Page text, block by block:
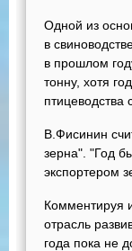
Одной из
в
в прошлом
тонну, хотя
птицеводства
В.Фисинин
зерна". "Год
экспортером
Комментируя
отрасль
года пока не